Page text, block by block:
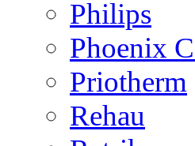
Philips
Phoenix
Priotherm
Rehau